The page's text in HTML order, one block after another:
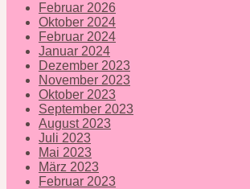
Februar 2026
Oktober 2024
Februar 2024
Januar 2024
Dezember 2023
November 2023
Oktober 2023
September 2023
August 2023
Juli 2023
Mai 2023
März 2023
Februar 2023